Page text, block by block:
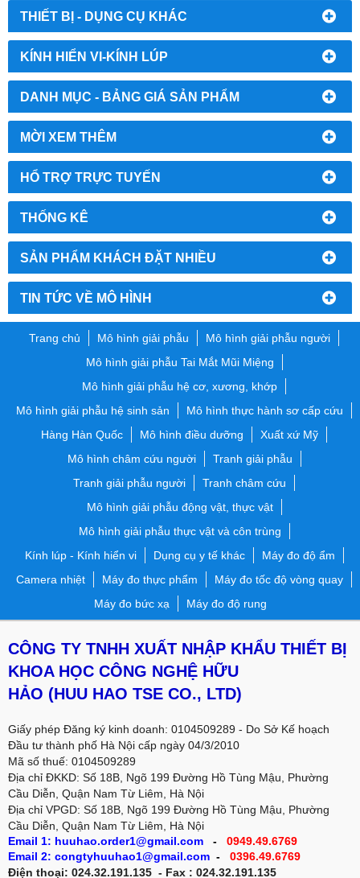
THIẾT BỊ - DỤNG CỤ KHÁC
KÍNH HIỂN VI-KÍNH LÚP
DANH MỤC - BẢNG GIÁ SẢN PHẨM
MỜI XEM THÊM
HỔ TRỢ TRỰC TUYẾN
THỐNG KÊ
SẢN PHẨM KHÁCH ĐẶT NHIỀU
TIN TỨC VỀ MÔ HÌNH
Trang chủ Mô hình giải phẫu
Mô hình giải phẫu người
Mô hình giải phẫu Tai Mắt Mũi Miệng
Mô hình giải phẫu hệ cơ, xương, khớp
Mô hình giải phẫu hệ sinh sản
Mô hình thực hành sơ cấp cứu
Hàng Hàn Quốc
Mô hình điều dưỡng
Xuất xứ Mỹ
Mô hình châm cứu người
Tranh giải phẫu
Tranh giải phẫu người
Tranh châm cứu
Mô hình giải phẫu động vật, thực vật
Mô hình giải phẫu thực vật và côn trùng
Kính lúp - Kính hiển vi
Dụng cụ y tế khác
Máy đo độ ẩm
Camera nhiệt
Máy đo thực phẩm
Máy đo tốc độ vòng quay
Máy đo bức xạ
Máy đo độ rung
CÔNG TY TNHH XUẤT NHẬP KHẨU THIẾT BỊ
KHOA HỌC CÔNG NGHỆ HỮU
HẢO (HUU HAO TSE CO., LTD)
Giấy phép Đăng ký kinh doanh: 0104509289 - Do Sở Kế hoạch
Đầu tư thành phố Hà Nội cấp ngày 04/3/2010
Mã số thuế: 0104509289
Địa chỉ ĐKKD: Số 18B, Ngõ 199 Đường Hồ Tùng Mậu, Phường
Cầu Diễn, Quận Nam Từ Liêm, Hà Nội
Địa chỉ VPGD: Số 18B, Ngõ 199 Đường Hồ Tùng Mậu, Phường
Cầu Diễn, Quận Nam Từ Liêm, Hà Nội
Email 1: huuhao.order1@gmail.com
-
0949.49.6769
Email 2: congtyhuuhao1@gmail.com -
0396.49.6769
Điện thoại: 024.32.191.135 - Fax : 024.32.191.135